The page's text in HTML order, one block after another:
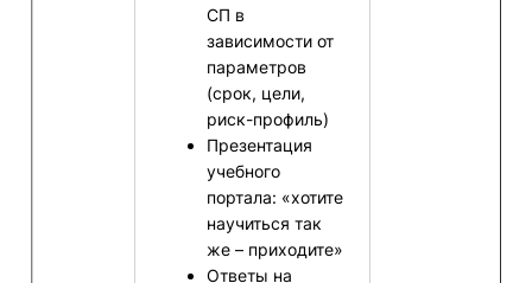
СП в
зависимости от
параметров
(срок, цели,
риск-профиль)
Презентация
учебного
портала: «хотите
научиться так
же – приходите»
Ответы на